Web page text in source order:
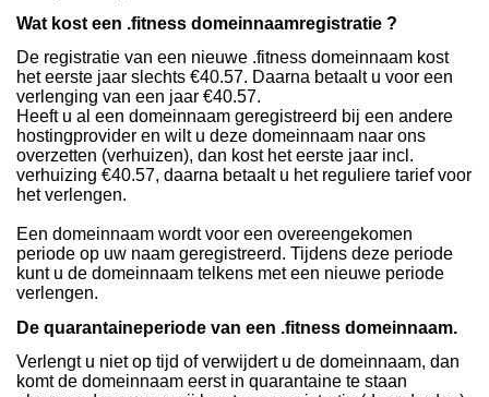
Wat kost een .fitness domeinnaamregistratie ?
De registratie van een nieuwe .fitness domeinnaam kost
het eerste jaar slechts €40.57. Daarna betaalt u voor een
verlenging van een jaar €40.57.
Heeft u al een domeinnaam geregistreerd bij een andere
hostingprovider en wilt u deze domeinnaam naar ons
overzetten (verhuizen), dan kost het eerste jaar incl.
verhuizing €40.57, daarna betaalt u het reguliere tarief voor
het verlengen.
Een domeinnaam wordt voor een overeengekomen
periode op uw naam geregistreerd. Tijdens deze periode
kunt u de domeinnaam telkens met een nieuwe periode
verlengen.
De quarantaineperiode van een .fitness domeinnaam.
Verlengt u niet op tijd of verwijdert u de domeinnaam, dan
komt de domeinnaam eerst in quarantaine te staan